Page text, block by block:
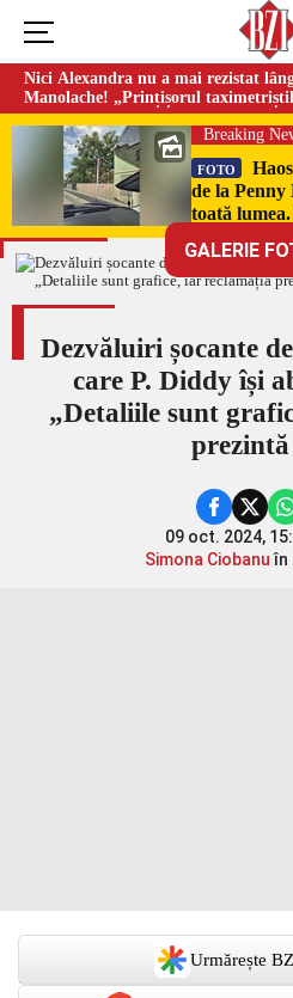
Nici Alexandra nu a mai rezistat
Manolache! „Prințișorul
doi ani de căsnicie
Breaking
FOTO
de la
toată
GALERIE
Dezvăluiri șocante
care P. Diddy își
„Detaliile sunt
09 oct. 2024,
Simona Ciobanuîn
Urmărește